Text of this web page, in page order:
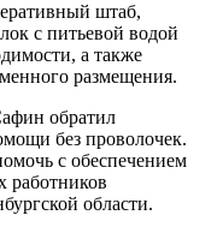
штаб,
с питьевой водой
а также
размещения.
обратил
без проволочек.
с обеспечением
работников
области.